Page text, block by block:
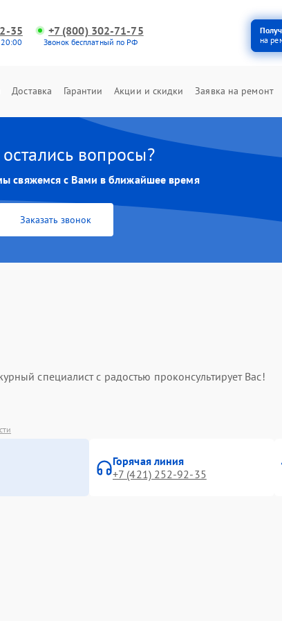
35 +7 (800) 302-71-75
Звонок бесплатный по РФ
на
Доставка Гарантии Акции и скидки Заявка на ремонт
вопросы?
свяжемся с Вами в ближайшее время
Заказать звонок
специалист с радостью проконсультирует Вас!
Горячая линия
+7 (421) 252-92-35